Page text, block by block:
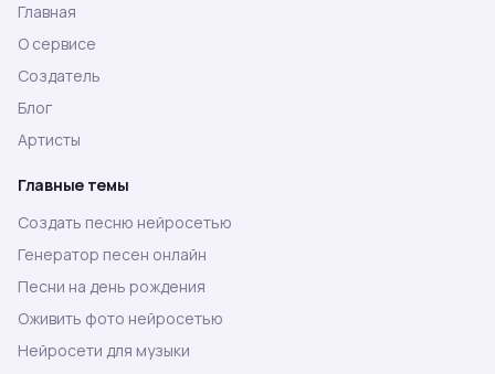
Главная
О сервисе
Создатель
Блог
Артисты
Главные темы
Создать песню нейросетью
Генератор песен онлайн
Песни на день рождения
Оживить фото нейросетью
Нейросети для музыки